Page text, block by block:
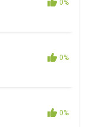
0%
0%
0%